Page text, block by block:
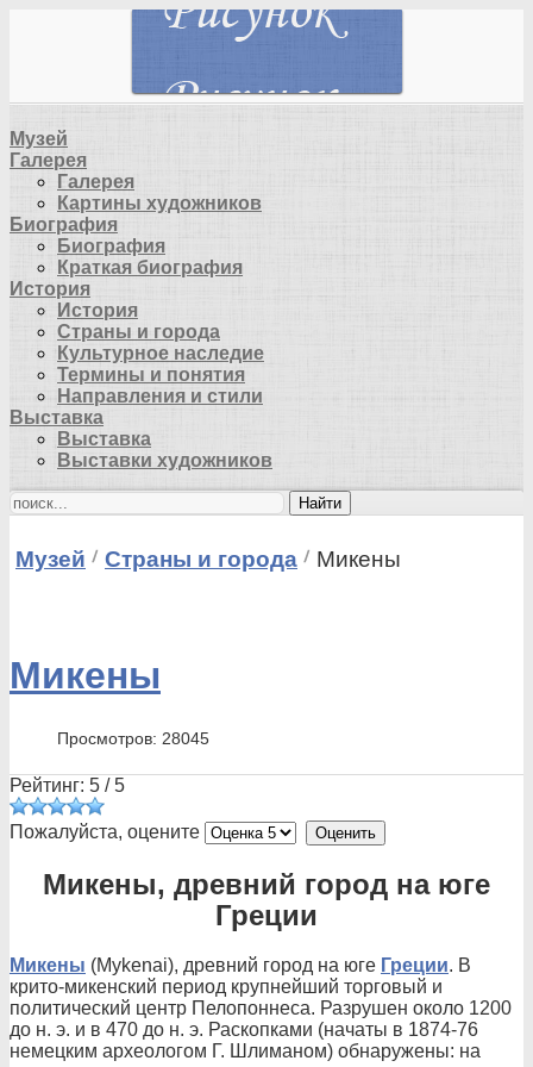
Музей
Галерея
Галерея
Картины художников
Биография
Биография
Краткая биография
История
История
Страны и города
Культурное наследие
Термины и понятия
Направления и стили
Выставка
Выставка
Выставки художников
Найти
Музей Страны и города Микены
Микены
Просмотров: 28045
Рейтинг: 5 /5
Пожалуйста, оцените
Микены, древний город на юге
Греции
Микены (Mykenai), древний город на юге Греции. В
крито-микенский период крупнейший торговый и
политический центр Пелопоннеса. Разрушен около 1200
до н. э. и в 470 до н. э. Раскопками (начаты в 1874-76
немецким археологом Г. Шлиманом) обнаружены: на